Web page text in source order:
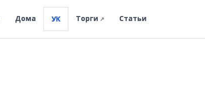
Дома УК Торги ↗ Статьи